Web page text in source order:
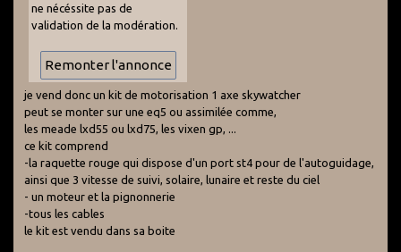
ne nécéssite pas de
validation de la modération.
je vend donc un kit de motorisation 1 axe skywatcher
peut se monter sur une eq5 ou assimilée comme,
les meade lxd55 ou lxd75, les vixen gp, ...
ce kit comprend
-la raquette rouge qui dispose d'un port st4 pour de l'autoguidage,
ainsi que 3 vitesse de suivi, solaire, lunaire et reste du ciel
- un moteur et la pignonnerie
-tous les cables
le kit est vendu dans sa boite